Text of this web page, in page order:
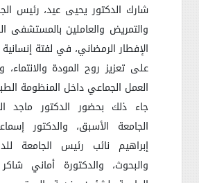
شارك الدكتور يحيى عيد، رئيس
والتمريض والعاملين بالمستشفى
الإفطار الرمضاني، في لفتة
على تعزيز روح المودة والانتماء،
العمل الجماعي داخل المنظومة
جاء ذلك بحضور الدكتور ماجد
الجامعة الأسبق، والدكتور
إبراهيم نائب رئيس الجامعة
والبحوث، والدكتورة أماني